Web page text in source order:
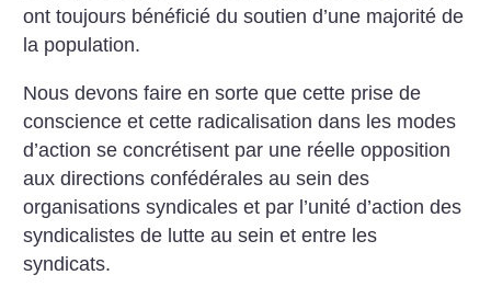
ont toujours bénéficié du soutien d’une majorité de
la population.
Nous devons faire en sorte que cette prise de
conscience et cette radicalisation dans les modes
d’action se concrétisent par une réelle opposition
aux directions confédérales au sein des
organisations syndicales et par l’unité d’action des
syndicalistes de lutte au sein et entre les
syndicats.